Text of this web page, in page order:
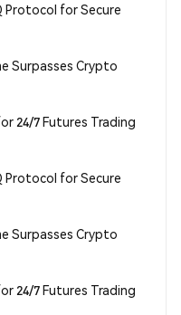
Protocol for Secure
Surpasses Crypto
24/7 Futures Trading
Protocol for Secure
Surpasses Crypto
24/7 Futures Trading